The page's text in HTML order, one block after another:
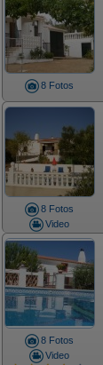
8 Fotos
8 Fotos
Video
8 Fotos
Video